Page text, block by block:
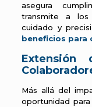
asegura
transmite a los
cuidado y
beneficios para
Extensión
Más allá del
oportunidad